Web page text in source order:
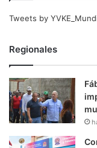
Tweets by
Regionales